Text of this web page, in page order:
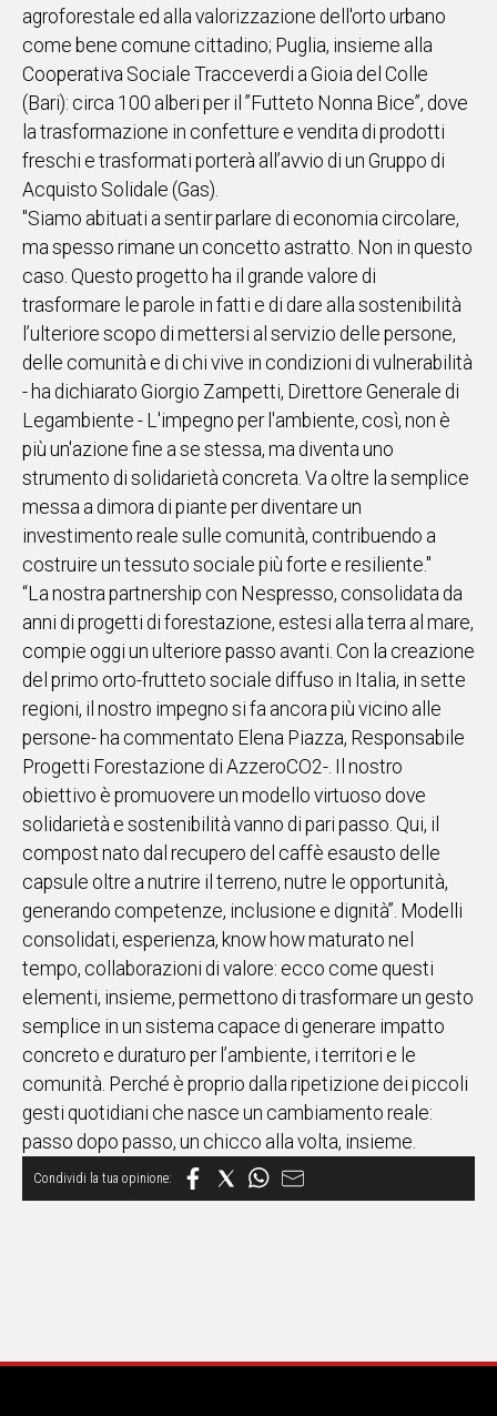
agroforestale ed alla valorizzazione dell'orto urbano
come bene comune cittadino; Puglia, insieme alla
Cooperativa Sociale Tracceverdi a Gioia del Colle
(Bari): circa 100 alberi per il ”Futteto Nonna Bice”, dove
la trasformazione in confetture e vendita di prodotti
freschi e trasformati porterà all’avvio di un Gruppo di
Acquisto Solidale (Gas).
"Siamo abituati a sentir parlare di economia circolare,
ma spesso rimane un concetto astratto. Non in questo
caso. Questo progetto ha il grande valore di
trasformare le parole in fatti e di dare alla sostenibilità
l’ulteriore scopo di mettersi al servizio delle persone,
delle comunità e di chi vive in condizioni di vulnerabilità
- ha dichiarato Giorgio Zampetti, Direttore Generale di
Legambiente - L'impegno per l'ambiente, così, non è
più un'azione fine a se stessa, ma diventa uno
strumento di solidarietà concreta. Va oltre la semplice
messa a dimora di piante per diventare un
investimento reale sulle comunità, contribuendo a
costruire un tessuto sociale più forte e resiliente."
“La nostra partnership con Nespresso, consolidata da
anni di progetti di forestazione, estesi alla terra al mare,
compie oggi un ulteriore passo avanti. Con la creazione
del primo orto-frutteto sociale diffuso in Italia, in sette
regioni, il nostro impegno si fa ancora più vicino alle
persone- ha commentato Elena Piazza, Responsabile
Progetti Forestazione di AzzeroCO2-. Il nostro
obiettivo è promuovere un modello virtuoso dove
solidarietà e sostenibilità vanno di pari passo. Qui, il
compost nato dal recupero del caffè esausto delle
capsule oltre a nutrire il terreno, nutre le opportunità,
generando competenze, inclusione e dignità”. Modelli
consolidati, esperienza, know how maturato nel
tempo, collaborazioni di valore: ecco come questi
elementi, insieme, permettono di trasformare un gesto
semplice in un sistema capace di generare impatto
concreto e duraturo per l’ambiente, i territori e le
comunità. Perché è proprio dalla ripetizione dei piccoli
gesti quotidiani che nasce un cambiamento reale:
passo dopo passo, un chicco alla volta, insieme.